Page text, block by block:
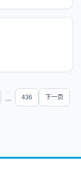
... 436 下一页